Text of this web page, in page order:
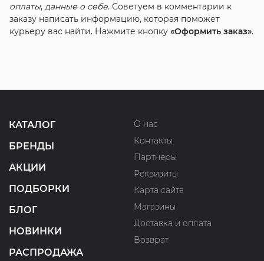
оплаты, данные о себе. Советуем в комментарии к
заказу написать информацию, которая поможет
курьеру вас найти. Нажмите кнопку «Оформить заказ».
КАТАЛОГ
БРЕНДЫ
АКЦИИ
ПОДБОРКИ
БЛОГ
НОВИНКИ
РАСПРОДАЖА
О нас
Контакты
Партнеры
Реквизиты
Карта сайта
Магазины
Доставка и оплата
Возврат